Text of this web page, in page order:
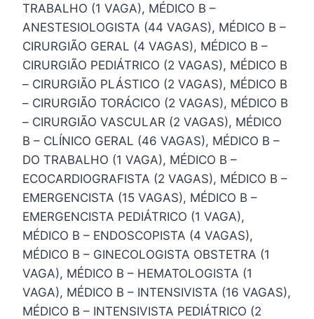
TRABALHO (1 VAGA), MÉDICO B –
ANESTESIOLOGISTA (44 VAGAS), MÉDICO B –
CIRURGIÃO GERAL (4 VAGAS), MÉDICO B –
CIRURGIÃO PEDIÁTRICO (2 VAGAS), MÉDICO B
– CIRURGIÃO PLÁSTICO (2 VAGAS), MÉDICO B
– CIRURGIÃO TORÁCICO (2 VAGAS), MÉDICO B
– CIRURGIÃO VASCULAR (2 VAGAS), MÉDICO
B – CLÍNICO GERAL (46 VAGAS), MÉDICO B –
DO TRABALHO (1 VAGA), MÉDICO B –
ECOCARDIOGRAFISTA (2 VAGAS), MÉDICO B –
EMERGENCISTA (15 VAGAS), MÉDICO B –
EMERGENCISTA PEDIÁTRICO (1 VAGA),
MÉDICO B – ENDOSCOPISTA (4 VAGAS),
MÉDICO B – GINECOLOGISTA OBSTETRA (1
VAGA), MÉDICO B – HEMATOLOGISTA (1
VAGA), MÉDICO B – INTENSIVISTA (16 VAGAS),
MÉDICO B – INTENSIVISTA PEDIÁTRICO (2